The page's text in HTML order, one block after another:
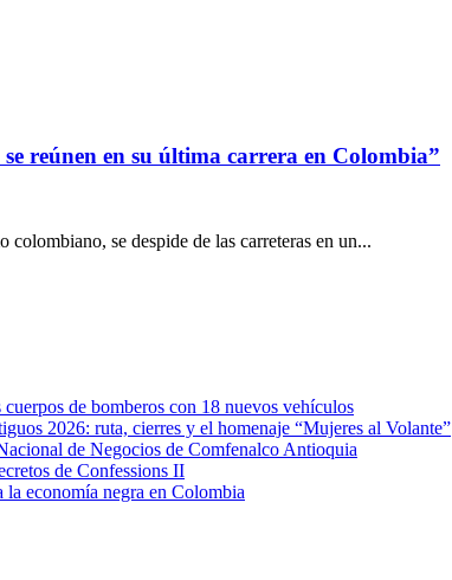
reúnen en su última carrera en Colombia”
se despide de las carreteras en un...
de bomberos con 18 nuevos vehículos
2026: ruta, cierres y el homenaje “Mujeres al Volante”
de Negocios de Comfenalco Antioquia
de Confessions II
economía negra en Colombia